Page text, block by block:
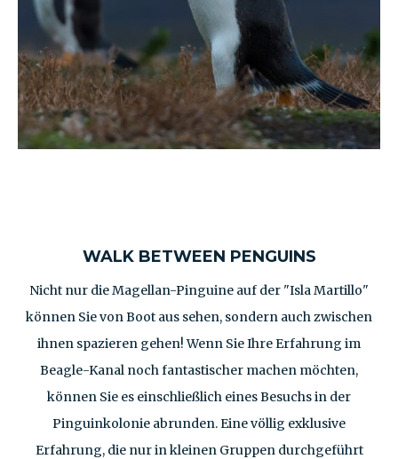
WALK BETWEEN PENGUINS
Nicht nur die Magellan-Pinguine auf der "Isla Martillo"
können Sie von Boot aus sehen, sondern auch zwischen
ihnen spazieren gehen! Wenn Sie Ihre Erfahrung im
Beagle-Kanal noch fantastischer machen möchten,
können Sie es einschließlich eines Besuchs in der
Pinguinkolonie abrunden. Eine völlig exklusive
Erfahrung, die nur in kleinen Gruppen durchgeführt